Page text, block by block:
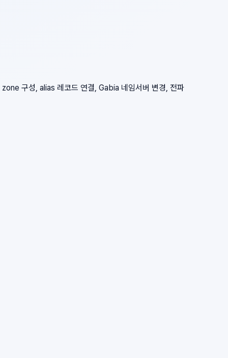
구성, alias 레코드 연결, Gabia 네임서버 변경, 전파